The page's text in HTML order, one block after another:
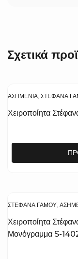
Σχετικά
ΑΣΗΜΈΝΙΑ, ΣΤΈΦΑΝΑ
Χειροποίητα
ΣΤΈΦΑΝΑ ΓΆΜΟΥ,
Χειροποίητα
Μονόγραμμα S-